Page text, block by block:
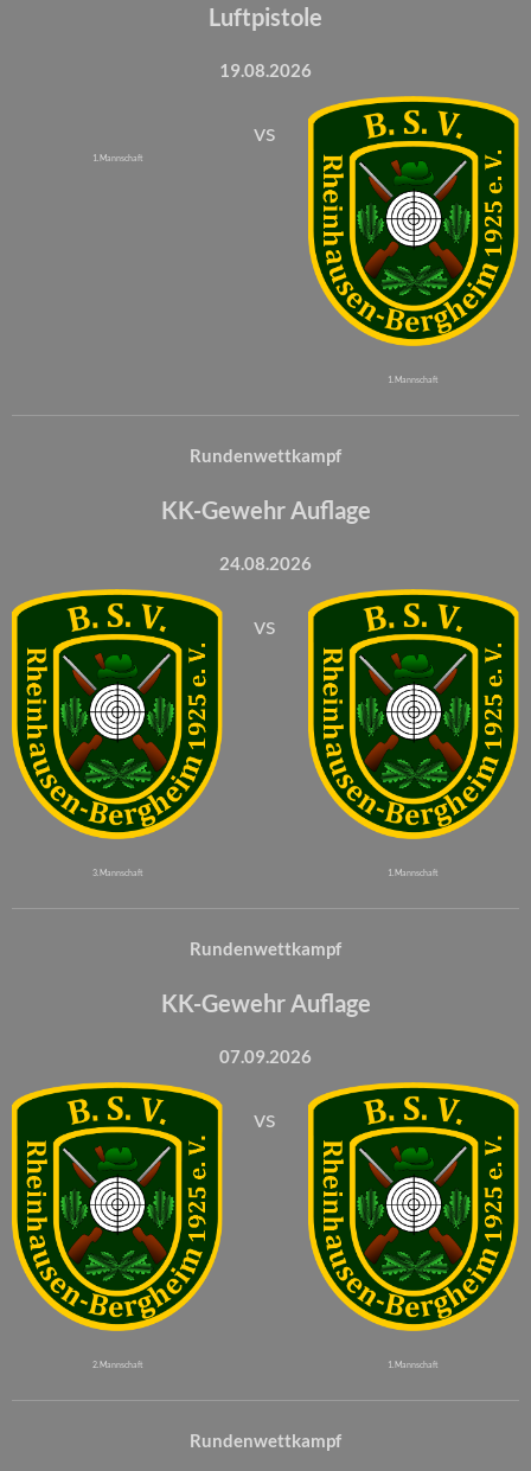
Luftpistole
19.08.2026
1. Mannschaft
vs
1. Mannschaft
Rundenwettkampf
KK-Gewehr Auflage
24.08.2026
3. Mannschaft
vs
1. Mannschaft
Rundenwettkampf
KK-Gewehr Auflage
07.09.2026
2. Mannschaft
vs
1. Mannschaft
Rundenwettkampf